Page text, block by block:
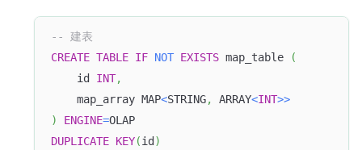
-- 建表
CREATE TABLE IF NOT EXISTS map_table
(
    id
INT,
    map_array MAP
<STRING, ARRAY<INT>>
)
ENGINE=OLAP
DUPLICATE KEY(id )